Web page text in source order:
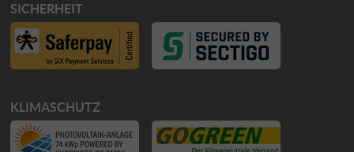
SICHERHEIT
KLIMASCHUTZ